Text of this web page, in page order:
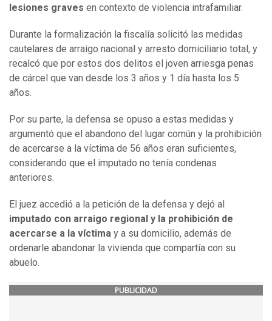
lesiones graves en contexto de violencia intrafamiliar.
Durante la formalización la fiscalía solicitó las medidas
cautelares de arraigo nacional y arresto domiciliario total, y
recalcó que por estos dos delitos el joven arriesga penas
de cárcel que van desde los 3 años y 1 día hasta los 5
años.
Por su parte, la defensa se opuso a estas medidas y
argumentó que el abandono del lugar común y la prohibición
de acercarse a la víctima de 56 años eran suficientes,
considerando que el imputado no tenía condenas
anteriores.
El juez accedió a la petición de la defensa y dejó al
imputado con arraigo regional y la prohibición de
acercarse a la víctima y a su domicilio, además de
ordenarle abandonar la vivienda que compartía con su
abuelo.
PUBLICIDAD